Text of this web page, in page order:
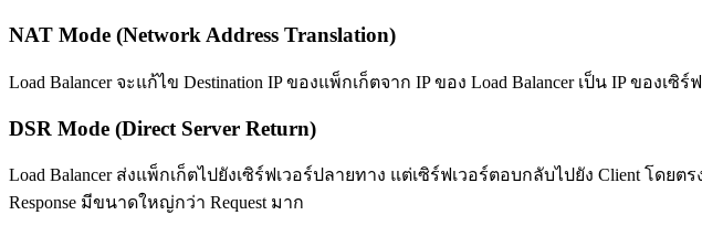
NAT Mode (Network Address Translation)
Load Balancer จะแก้ไข Destination IP ของแพ็กเก็ตจาก IP ของ Load Balancer เป็น IP ของเ
DSR Mode (Direct Server Return)
Load Balancer ส่งแพ็กเก็ตไปยังเซิร์ฟเวอร์ปลายทาง แต่เซิร์ฟเวอร์ตอบกลับไปยัง Client โดย
Response มีขนาดใหญ่กว่า Request มาก